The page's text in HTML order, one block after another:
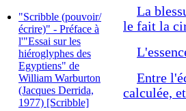
"Scribble (pouvoir/
écrire)" - Préface à
l'"Essai sur les
hiéroglyphes des
Egyptiens" de
William Warburton
(Jacques Derrida,
1977) [Scribble]
La
le fait la
Entre
calculée,